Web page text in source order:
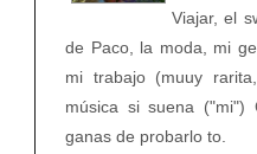
Viajar, el
de Paco, la moda, mi
mi trabajo (muuy
música si suena ("mi")
ganas de probarlo to.